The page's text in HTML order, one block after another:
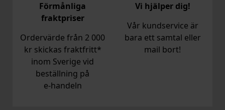
Förmånliga
fraktpriser
Ordervärde från 2 000
kr skickas fraktfritt*
inom Sverige vid
beställning på
e‑handeln
Vi hjälper dig!
Vår kundservice är
bara ett samtal eller
mail bort!